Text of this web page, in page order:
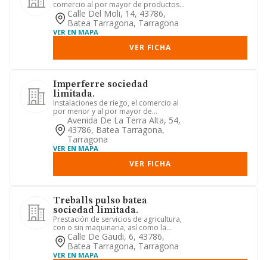
comercio al por mayor de productos
lácteos, huevos, aceites y grasa...
Calle Del Moli, 14, 43786,
Batea Tarragona, Tarragona
VER EN MAPA
VER FICHA
Imperferre sociedad
limitada.
Instalaciones de riego, el comercio al
por menor y al por mayor de
materiales de riego, servicios a...
Avenida De La Terra Alta, 54,
43786, Batea Tarragona,
Tarragona
VER EN MAPA
VER FICHA
Treballs pulso batea
sociedad limitada.
Prestación de servicios de agricultura,
con o sin maquinaria, así como la
prestación de actividades...
Calle De Gaudi, 6, 43786,
Batea Tarragona, Tarragona
VER EN MAPA